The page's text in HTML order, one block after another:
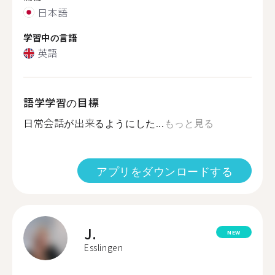
日本語
学習中の言語
英語
語学学習の目標
日常会話が出来るようにした... もっと見る
アプリをダウンロードする
J.
Esslingen
NEW